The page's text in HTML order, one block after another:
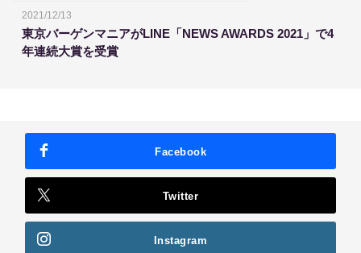
2021/12/13
東京バーゲンマニアがLINE「NEWS AWARDS 2021」で4
年連続大賞を受賞
Facebook
Twitter
Instagram